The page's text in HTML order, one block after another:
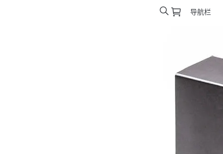
导航栏